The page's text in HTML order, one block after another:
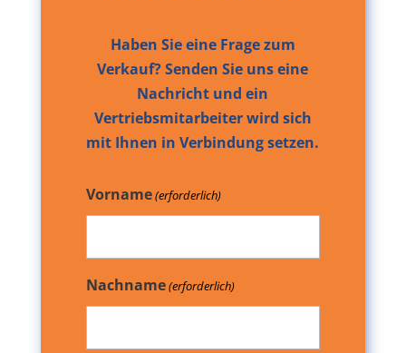
Haben Sie eine Frage zum
Verkauf? Senden Sie uns eine
Nachricht und ein
Vertriebsmitarbeiter wird sich
mit Ihnen in Verbindung setzen.
Vorname(erforderlich)
Nachname(erforderlich)